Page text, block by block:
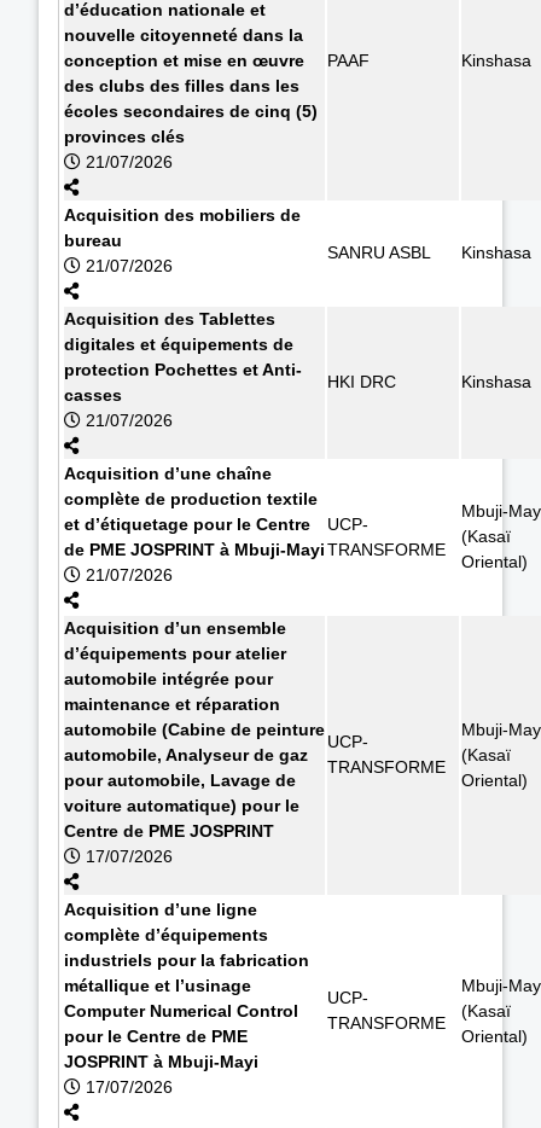
d’éducation nationale et
nouvelle citoyenneté dans la
conception et mise en œuvre
des clubs des filles dans les
écoles secondaires de cinq (5)
provinces clés
21/07/2026
PAAF Kinshasa
Acquisition des mobiliers de
bureau
21/07/2026
SANRU ASBL Kinshasa
Acquisition des Tablettes
digitales et équipements de
protection Pochettes et Anti-
casses
21/07/2026
HKI DRC Kinshasa
Acquisition d’une chaîne
complète de production textile
et d’étiquetage pour le Centre
de PME JOSPRINT à Mbuji-Mayi
21/07/2026
UCP-
TRANSFORME
Mbuji-
(Kasaï
Oriental)
Acquisition d’un ensemble
d’équipements pour atelier
automobile intégrée pour
maintenance et réparation
automobile (Cabine de peinture
automobile, Analyseur de gaz
pour automobile, Lavage de
voiture automatique) pour le
Centre de PME JOSPRINT
17/07/2026
UCP-
TRANSFORME
Mbuji-
(Kasaï
Oriental)
Acquisition d’une ligne
complète d’équipements
industriels pour la fabrication
métallique et l’usinage
Computer Numerical Control
pour le Centre de PME
JOSPRINT à Mbuji-Mayi
17/07/2026
UCP-
TRANSFORME
Mbuji-
(Kasaï
Oriental)